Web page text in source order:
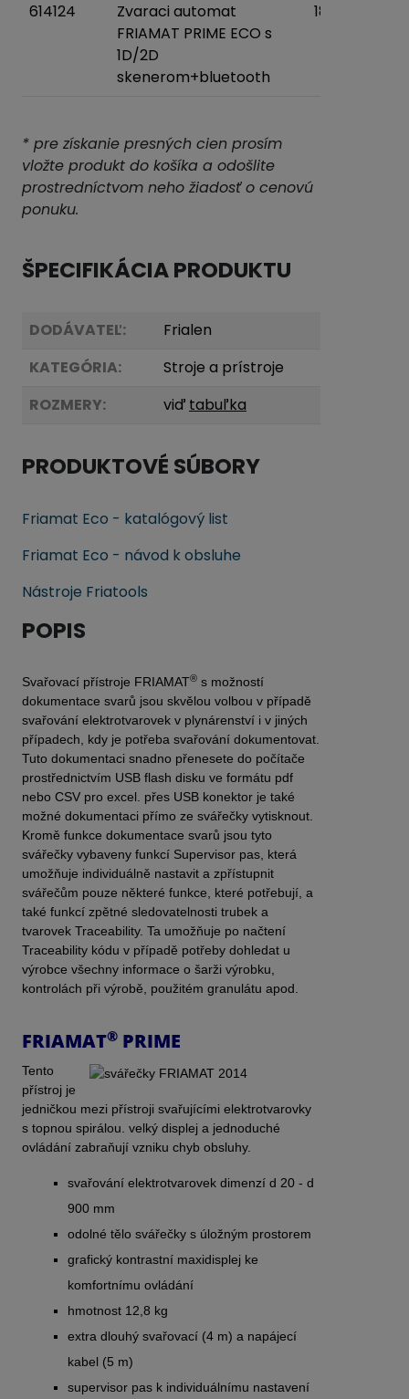
614124
Zvaraci automat
FRIAMAT PRIME ECO s
1D/2D
skenerom+bluetooth
18 kg
* pre získanie presných cien prosím
vložte produkt do košíka a odošlite
prostredníctvom neho žiadosť o cenovú
ponuku.
ŠPECIFIKÁCIA PRODUKTU
DODÁVATEĽ:
Frialen
KATEGÓRIA:
Stroje a prístroje
ROZMERY:
viď tabuľka
PRODUKTOVÉ SÚBORY
Friamat Eco - katalógový list
Friamat Eco - návod k obsluhe
Nástroje Friatools
POPIS
Svařovací přístroje FRIAMAT® s možností
dokumentace svarů jsou skvělou volbou v případě
svařování elektrotvarovek v plynárenství i v jiných
případech, kdy je potřeba svařování dokumentovat.
Tuto dokumentaci snadno přenesete do počítače
prostřednictvím USB flash disku ve formátu pdf
nebo CSV pro excel. přes USB konektor je také
možné dokumentaci přímo ze svářečky vytisknout.
Kromě funkce dokumentace svarů jsou tyto
svářečky vybaveny funkcí Supervisor pas, která
umožňuje individuálně nastavit a zpřístupnit
svářečům pouze některé funkce, které potřebují, a
také funkcí zpětné sledovatelnosti trubek a
tvarovek Traceability. Ta umožňuje po načtení
Traceability kódu v případě potřeby dohledat u
výrobce všechny informace o šarži výrobku,
kontrolách při výrobě, použitém granulátu apod.
FRIAMAT® PRIME
Tento
přístroj je
jedničkou mezi přístroji svařujícími elektrotvarovky
s topnou spirálou. velký displej a jednoduché
ovládání zabraňují vzniku chyb obsluhy.
svařování elektrotvarovek dimenzí d 20 - d
900 mm
odolné tělo svářečky s úložným prostorem
grafický kontrastní maxidisplej ke
komfortnímu ovládání
hmotnost 12,8 kg
extra dlouhý svařovací (4 m) a napájecí
kabel (5 m)
supervisor pas k individuálnímu nastavení